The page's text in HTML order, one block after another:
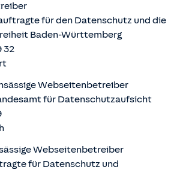
für den Datenschutz und die
Baden-Württemberg
32
Webseitenbetreiber
für Datenschutzaufsicht
Webseitenbetreiber
für Datenschutz und